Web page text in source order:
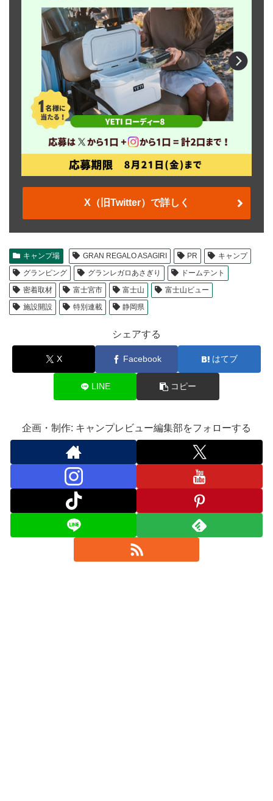
X（旧Twitter）で詳しく
キャンプ場 GRAN REGALO ASAGIRI PR
キャンプ
グランピング
グランレガロあさぎり
ドームテント
密着取材
富士宮市 富士山
富士山ビュー
施設開設
特別連載 静岡県
シェアする
X Facebook はてブ
LINE コピー
企画・制作: キャンプレビュー編集部をフォローする